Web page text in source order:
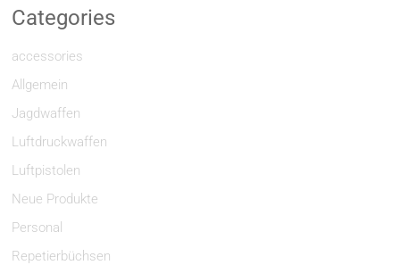
Categories
accessories
Allgemein
Jagdwaffen
Luftdruckwaffen
Luftpistolen
Neue Produkte
Personal
Repetierbüchsen